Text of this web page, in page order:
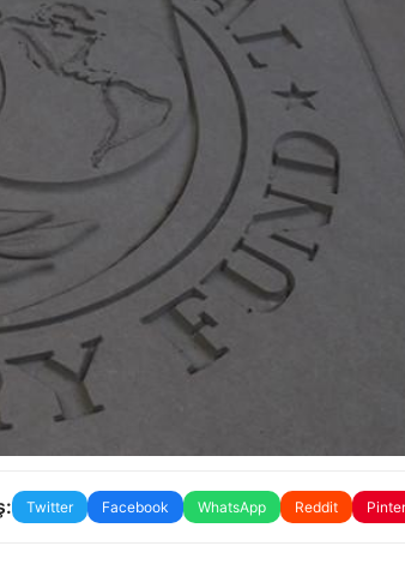
Twitter Facebook WhatsApp Reddit